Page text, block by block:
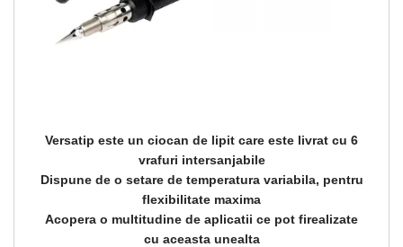
Versatip este un ciocan de lipit care este livrat cu 6
vrafuri intersanjabile
Dispune de o setare de temperatura variabila, pentru
flexibilitate maxima
Acopera o multitudine de aplicatii ce pot firealizate
cu aceasta unealta